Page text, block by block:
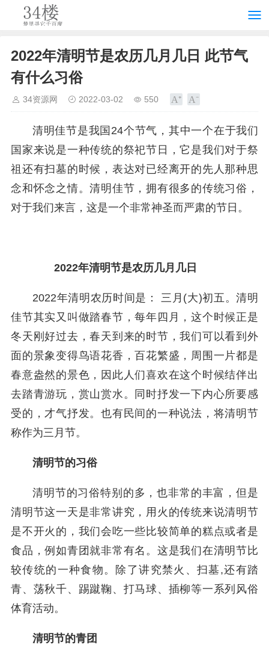
2022年清明节是农历几月几日 此节气
有什么习俗
34资源网 2022-03-02 550
清明佳节是我国24个节气，其中一个在于我们
国家来说是一种传统的祭祀节日，它是我们对于祭
祖还有扫墓的时候，表达对已经离开的先人那种思
念和怀念之情。清明佳节，拥有很多的传统习俗，
对于我们来言，这是一个非常神圣而严肃的节日。
2022年清明节是农历几月几日
2022年清明农历时间是： 三月(大)初五。清明
佳节其实又叫做踏春节，每年四月，这个时候正是
冬天刚好过去，春天到来的时节，我们可以看到外
面的景象变得鸟语花香，百花繁盛，周围一片都是
春意盎然的景色，因此人们喜欢在这个时候结伴出
去踏青游玩，赏山赏水。同时抒发一下内心所要感
受的，才气抒发。也有民间的一种说法，将清明节
称作为三月节。
清明节的习俗
清明节的习俗特别的多，也非常的丰富，但是
清明节这一天是非常讲究，用火的传统来说清明节
是不开火的，我们会吃一些比较简单的糕点或者是
食品，例如青团就非常有名。这是我们在清明节比
较传统的一种食物。除了讲究禁火、扫墓,还有踏
青、荡秋千、踢蹴鞠、打马球、插柳等一系列风俗
体育活动。
清明节的青团